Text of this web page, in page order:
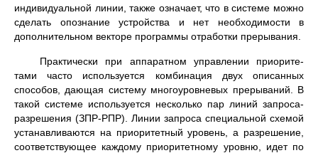
индивидуальной линии, также означает, что в системе можно
сделать опознание устройства и нет необходимости в
дополнительном векторе программы отработки преры­вания.
Практически при аппаратном управлении приорите­
тами часто используется комбинация двух описанных
способов, дающая систему многоуровневых прерываний. В
такой системе используется несколько пар линий запроса-
разрешения (ЗПР-РПР). Линии запроса спе­циальной схемой
устанавливаются на приоритетный уро­вень, а разрешение,
соответствующее каждому приоритет­ному уровню, идет по